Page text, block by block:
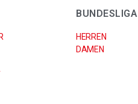
BUNDESLIGA
HERREN
DAMEN